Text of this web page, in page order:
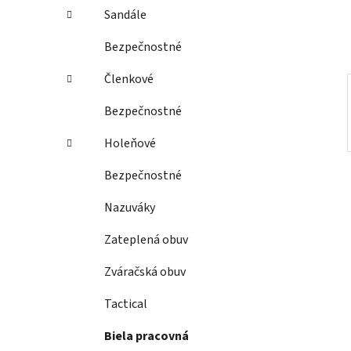
l
Sandále
Bezpečnostné
Členkové
Bezpečnostné
Holeňové
Bezpečnostné
Nazuváky
Zateplená obuv
Zváračská obuv
Tactical
Biela pracovná